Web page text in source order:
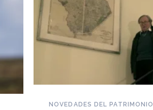
NOVEDADES DEL PATRIMONIO